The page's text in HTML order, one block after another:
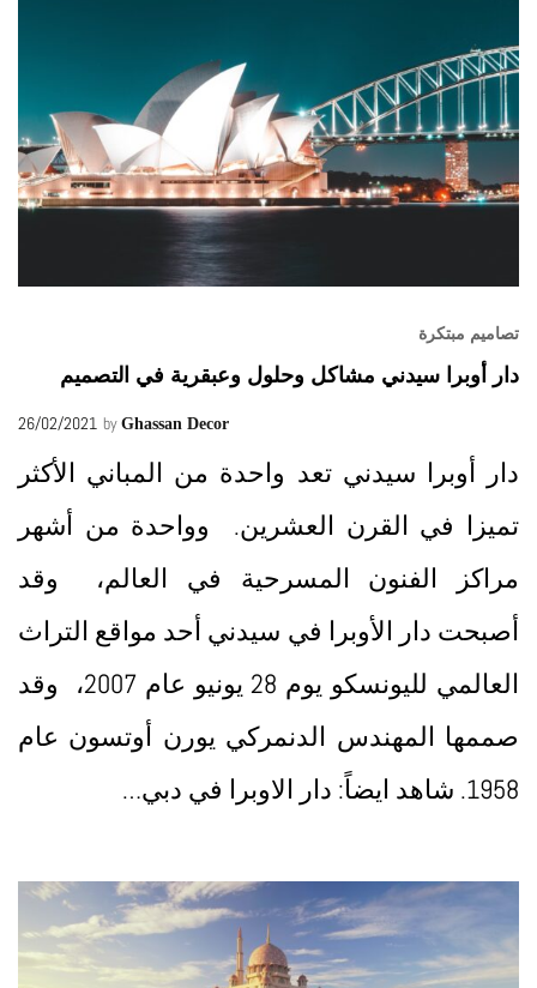
تصاميم مبتكرة
دار أوبرا سيدني مشاكل وحلول وعبقرية في التصميم
26/02/2021 by Ghassan Decor
دار أوبرا سيدني تعد واحدة من المباني الأكثر
تميزا في القرن العشرين. وواحدة من أشهر
مراكز الفنون المسرحية في العالم، وقد
أصبحت دار الأوبرا في سيدني أحد مواقع التراث
العالمي لليونسكو يوم 28 يونيو عام 2007، وقد
صممها المهندس الدنمركي يورن أوتسون عام
1958. شاهد ايضاً: دار الاوبرا في دبي…